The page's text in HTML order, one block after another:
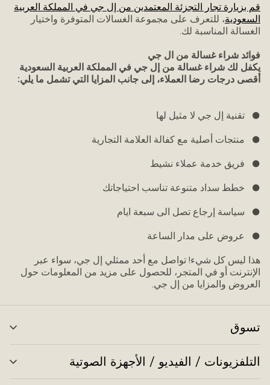
قم بزيارة تجار التجزئة المعتمدين من إل جي في المملكة العربية
السعودية، للتعرف على مجموعة الغسالات المتوفرة واختيار
الغسالة المناسبة لك.
فوائد شراء غسالة من ال جي
يكفل لك شراء غسالة من إل جي في المملكة العربية السعودية
أقصى درجات رضا العملاء، إلى جانب المزايا التي تشمل ما يلي:
● تقنية إل جي لا مثيل لها
● منتجات أصلية مع كفالة العلامة التجارية
● فريق خدمة عملاء نشيط
● خطط سداد متنوعة تناسب احتياجاتك
● سياسة إرجاع تصل الى سبعة ايام
● عروض على مدار الساعة
هذا ليس كل شيء! تواصل مع أحد ممثلي إل جي، سواء عبر
الإنترنت أو في المتجر، للحصول على مزيد من المعلومات حول
العروض والمزايا من إل جي.
تسوق
التلفزيونات / الفيديو / الأجهزة الصوتية